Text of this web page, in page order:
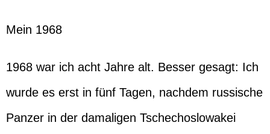
Mein 1968
1968 war ich acht Jahre alt. Besser gesagt: Ich
wurde es erst in fünf Tagen, nachdem russische
Panzer in der damaligen Tschechoslowakei